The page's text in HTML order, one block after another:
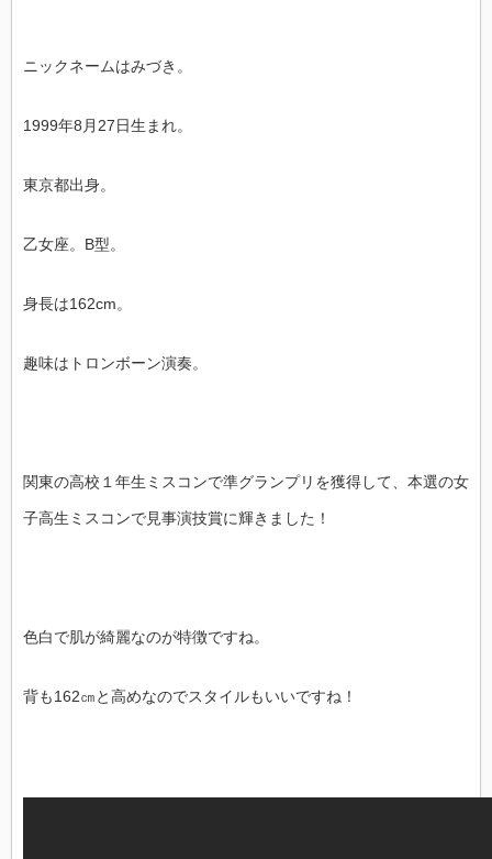
ニックネームはみづき。
1999年8月27日生まれ。
東京都出身。
乙女座。B型。
身長は162cm。
趣味はトロンボーン演奏。
関東の高校１年生ミスコンで準グランプリを獲得して、本選の女
子高生ミスコンで見事演技賞に輝きました！
色白で肌が綺麗なのが特徴ですね。
背も162㎝と高めなのでスタイルもいいですね！